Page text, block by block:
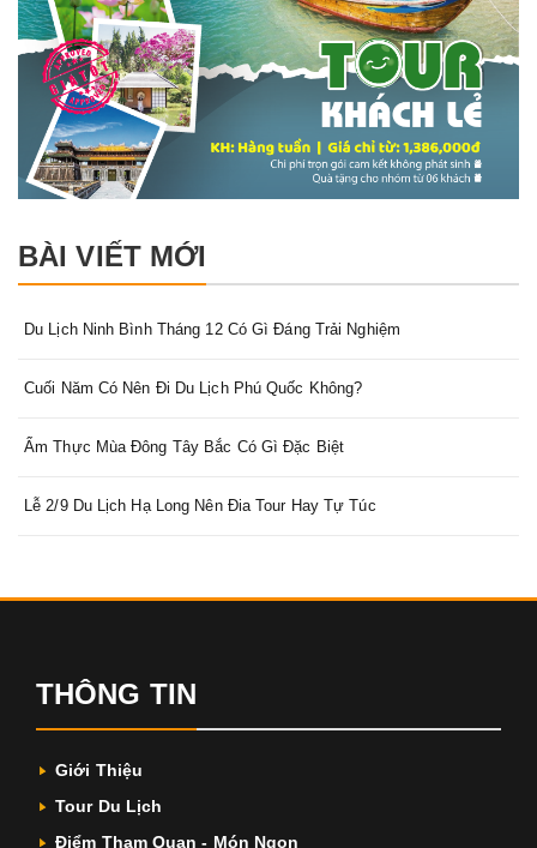
BÀI VIẾT MỚI
Du Lịch Ninh Bình Tháng 12 Có Gì Đáng Trải Nghiệm
Cuối Năm Có Nên Đi Du Lịch Phú Quốc Không?
Ẩm Thực Mùa Đông Tây Bắc Có Gì Đặc Biệt
Lễ 2/9 Du Lịch Hạ Long Nên Đia Tour Hay Tự Túc
THÔNG TIN
Giới Thiệu
Tour Du Lịch
Điểm Tham Quan - Món Ngon